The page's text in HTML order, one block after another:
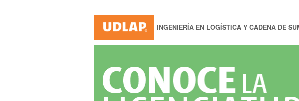
INGENIERÍA EN LOGÍSTICA Y CADENA DE